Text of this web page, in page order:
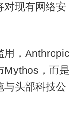
对现有网络安
，Anthropic
Mythos，而是
与头部科技公